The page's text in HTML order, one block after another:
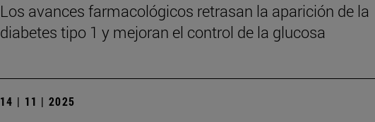
Los avances farmacológicos retrasan la aparición de la
diabetes tipo 1 y mejoran el control de la glucosa
14 | 11 | 2025